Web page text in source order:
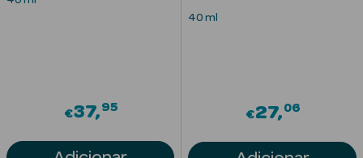
Séruns Faciais
Contorno de
€37 95
Hialurónico
40 ml
€27 06